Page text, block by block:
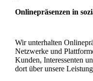
Onlinepräsenzen in
Wir unterhalten
Netzwerke und
Kunden, Interessenten
dort über unsere